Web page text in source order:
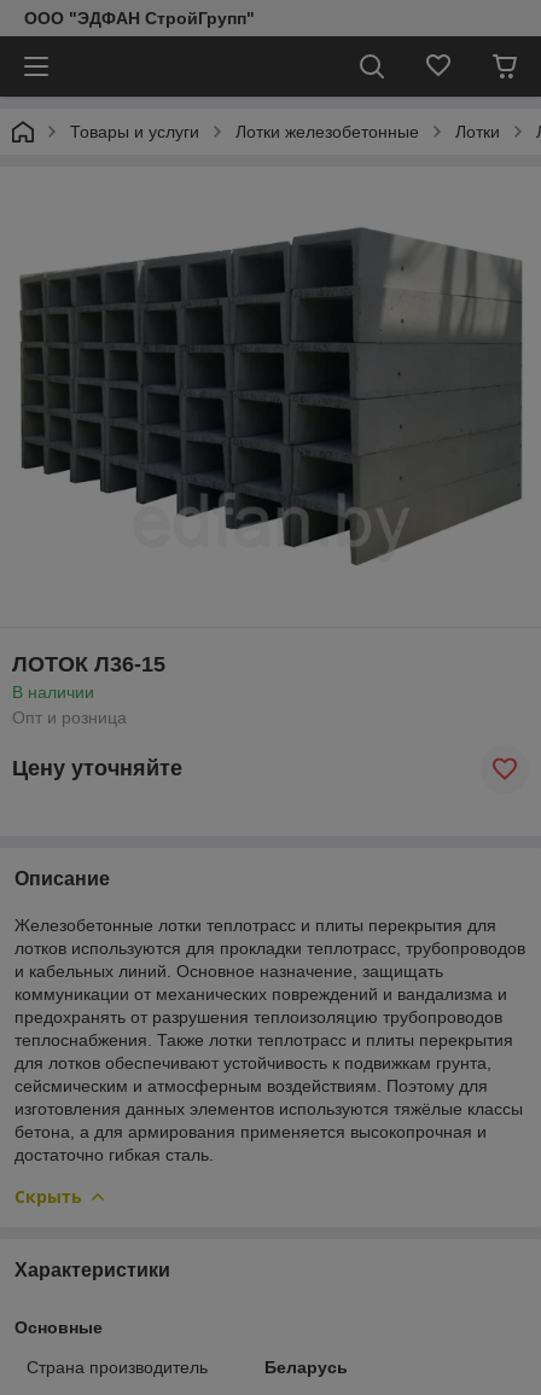
ООО "ЭДФАН СтройГрупп"
Товары и услуги Лотки железобетонные Лотки
ЛОТОК Л36-15
В наличии
Опт и розница
Цену уточняйте
Описание
Железобетонные лотки теплотрасс и плиты перекрытия для
лотков используются для прокладки теплотрасс, трубопроводов
и кабельных линий. Основное назначение, защищать
коммуникации от механических повреждений и вандализма и
предохранять от разрушения теплоизоляцию трубопроводов
теплоснабжения. Также лотки теплотрасс и плиты перекрытия
для лотков обеспечивают устойчивость к подвижкам грунта,
сейсмическим и атмосферным воздействиям. Поэтому для
изготовления данных элементов используются тяжёлые классы
бетона, а для армирования применяется высокопрочная и
достаточно гибкая сталь.
Скрыть
Характеристики
Основные
Страна производитель Беларусь